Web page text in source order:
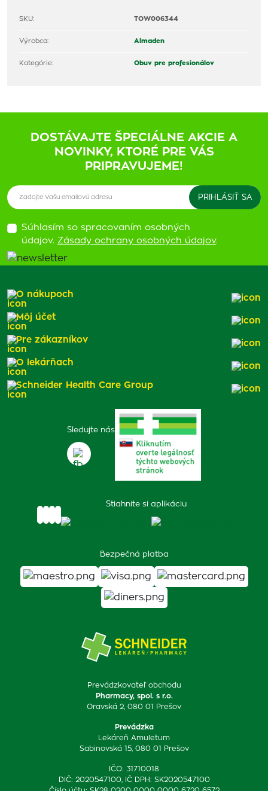
SKU: TOW006344
Výrobca: Almaden
Kategórie: Obuv pre profesionálov
DOSTÁVAJTE ŠPECIÁLNE AKCIE A
NOVINKY, KTORÉ PRE VÁS
PRIPRAVUJEME!
Súhlasím so spracovaním osobných
údajov. Zásady ochrany osobných údajov.
Prevádzkovateľ obchodu
Pharmacy, spol. s r.o.
Oravská 2, 080 01 Prešov
Prevádzka
Lekáreň Amuletum
Sabinovská 15, 080 01 Prešov
IČO: 31710018
DIČ: 2020547100, IČ DPH: SK2020547100
Sledujte nás
Stiahnite si aplikáciu
Bezpečná platba
O nákupoch
Môj účet
Pre zákazníkov
O lekárňach
Schneider Health Care Group